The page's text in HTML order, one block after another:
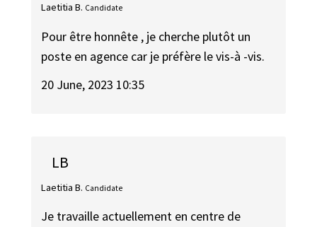
Laetitia B. Candidate
Pour être honnête , je cherche plutôt un
poste en agence car je préfère le vis-à -vis.
20 June, 2023 10:35
LB
Laetitia B. Candidate
Je travaille actuellement en centre de